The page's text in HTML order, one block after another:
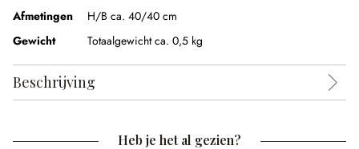
Afmetingen
H/B ca. 40/40 cm
Gewicht
Totaalgewicht ca. 0,5 kg
Beschrijving
Heb je het al gezien?